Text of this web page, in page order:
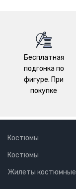
Бесплатная
подгонка по
фигуре. При
покупке
Костюмы
Костюмы
Жилеты костюмные